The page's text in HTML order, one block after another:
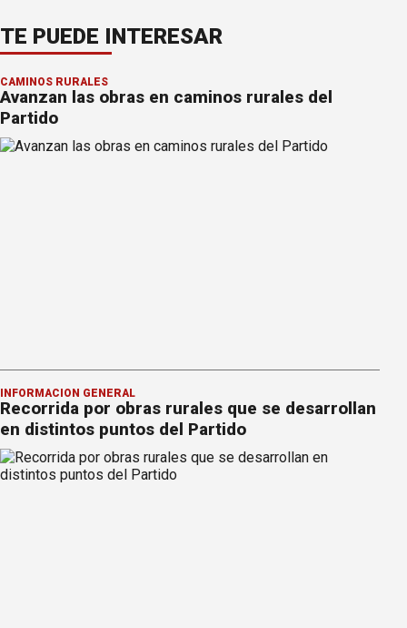
TE PUEDE INTERESAR
CAMINOS RURALES
Avanzan las obras en caminos rurales del
Partido
INFORMACION GENERAL
Recorrida por obras rurales que se desarrollan
en distintos puntos del Partido